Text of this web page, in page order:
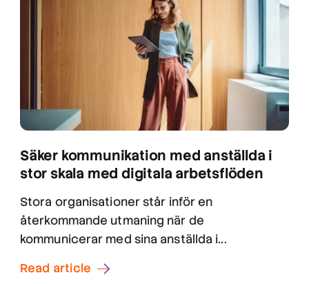
Säker kommunikation med anställda i
stor skala med digitala arbetsflöden
Stora organisationer står inför en
återkommande utmaning när de
kommunicerar med sina anställda i...
Read article